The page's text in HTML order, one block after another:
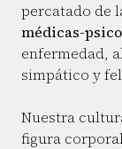
percatado de
médicas-
enfermedad,
simpático y
Nuestra
figura